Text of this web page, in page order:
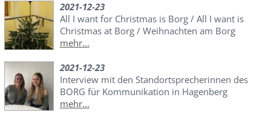
2021-12-23
All I want for Christmas is Borg / All I want is
Christmas at Borg / Weihnachten am Borg
mehr...
2021-12-23
Interview mit den Standortsprecherinnen des
BORG für Kommunikation in Hagenberg
mehr...